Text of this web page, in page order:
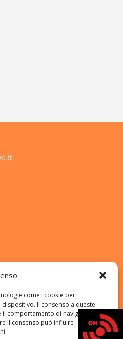
come i cookie per
Il consenso a queste
comportamento di navigazione o
il consenso può influire